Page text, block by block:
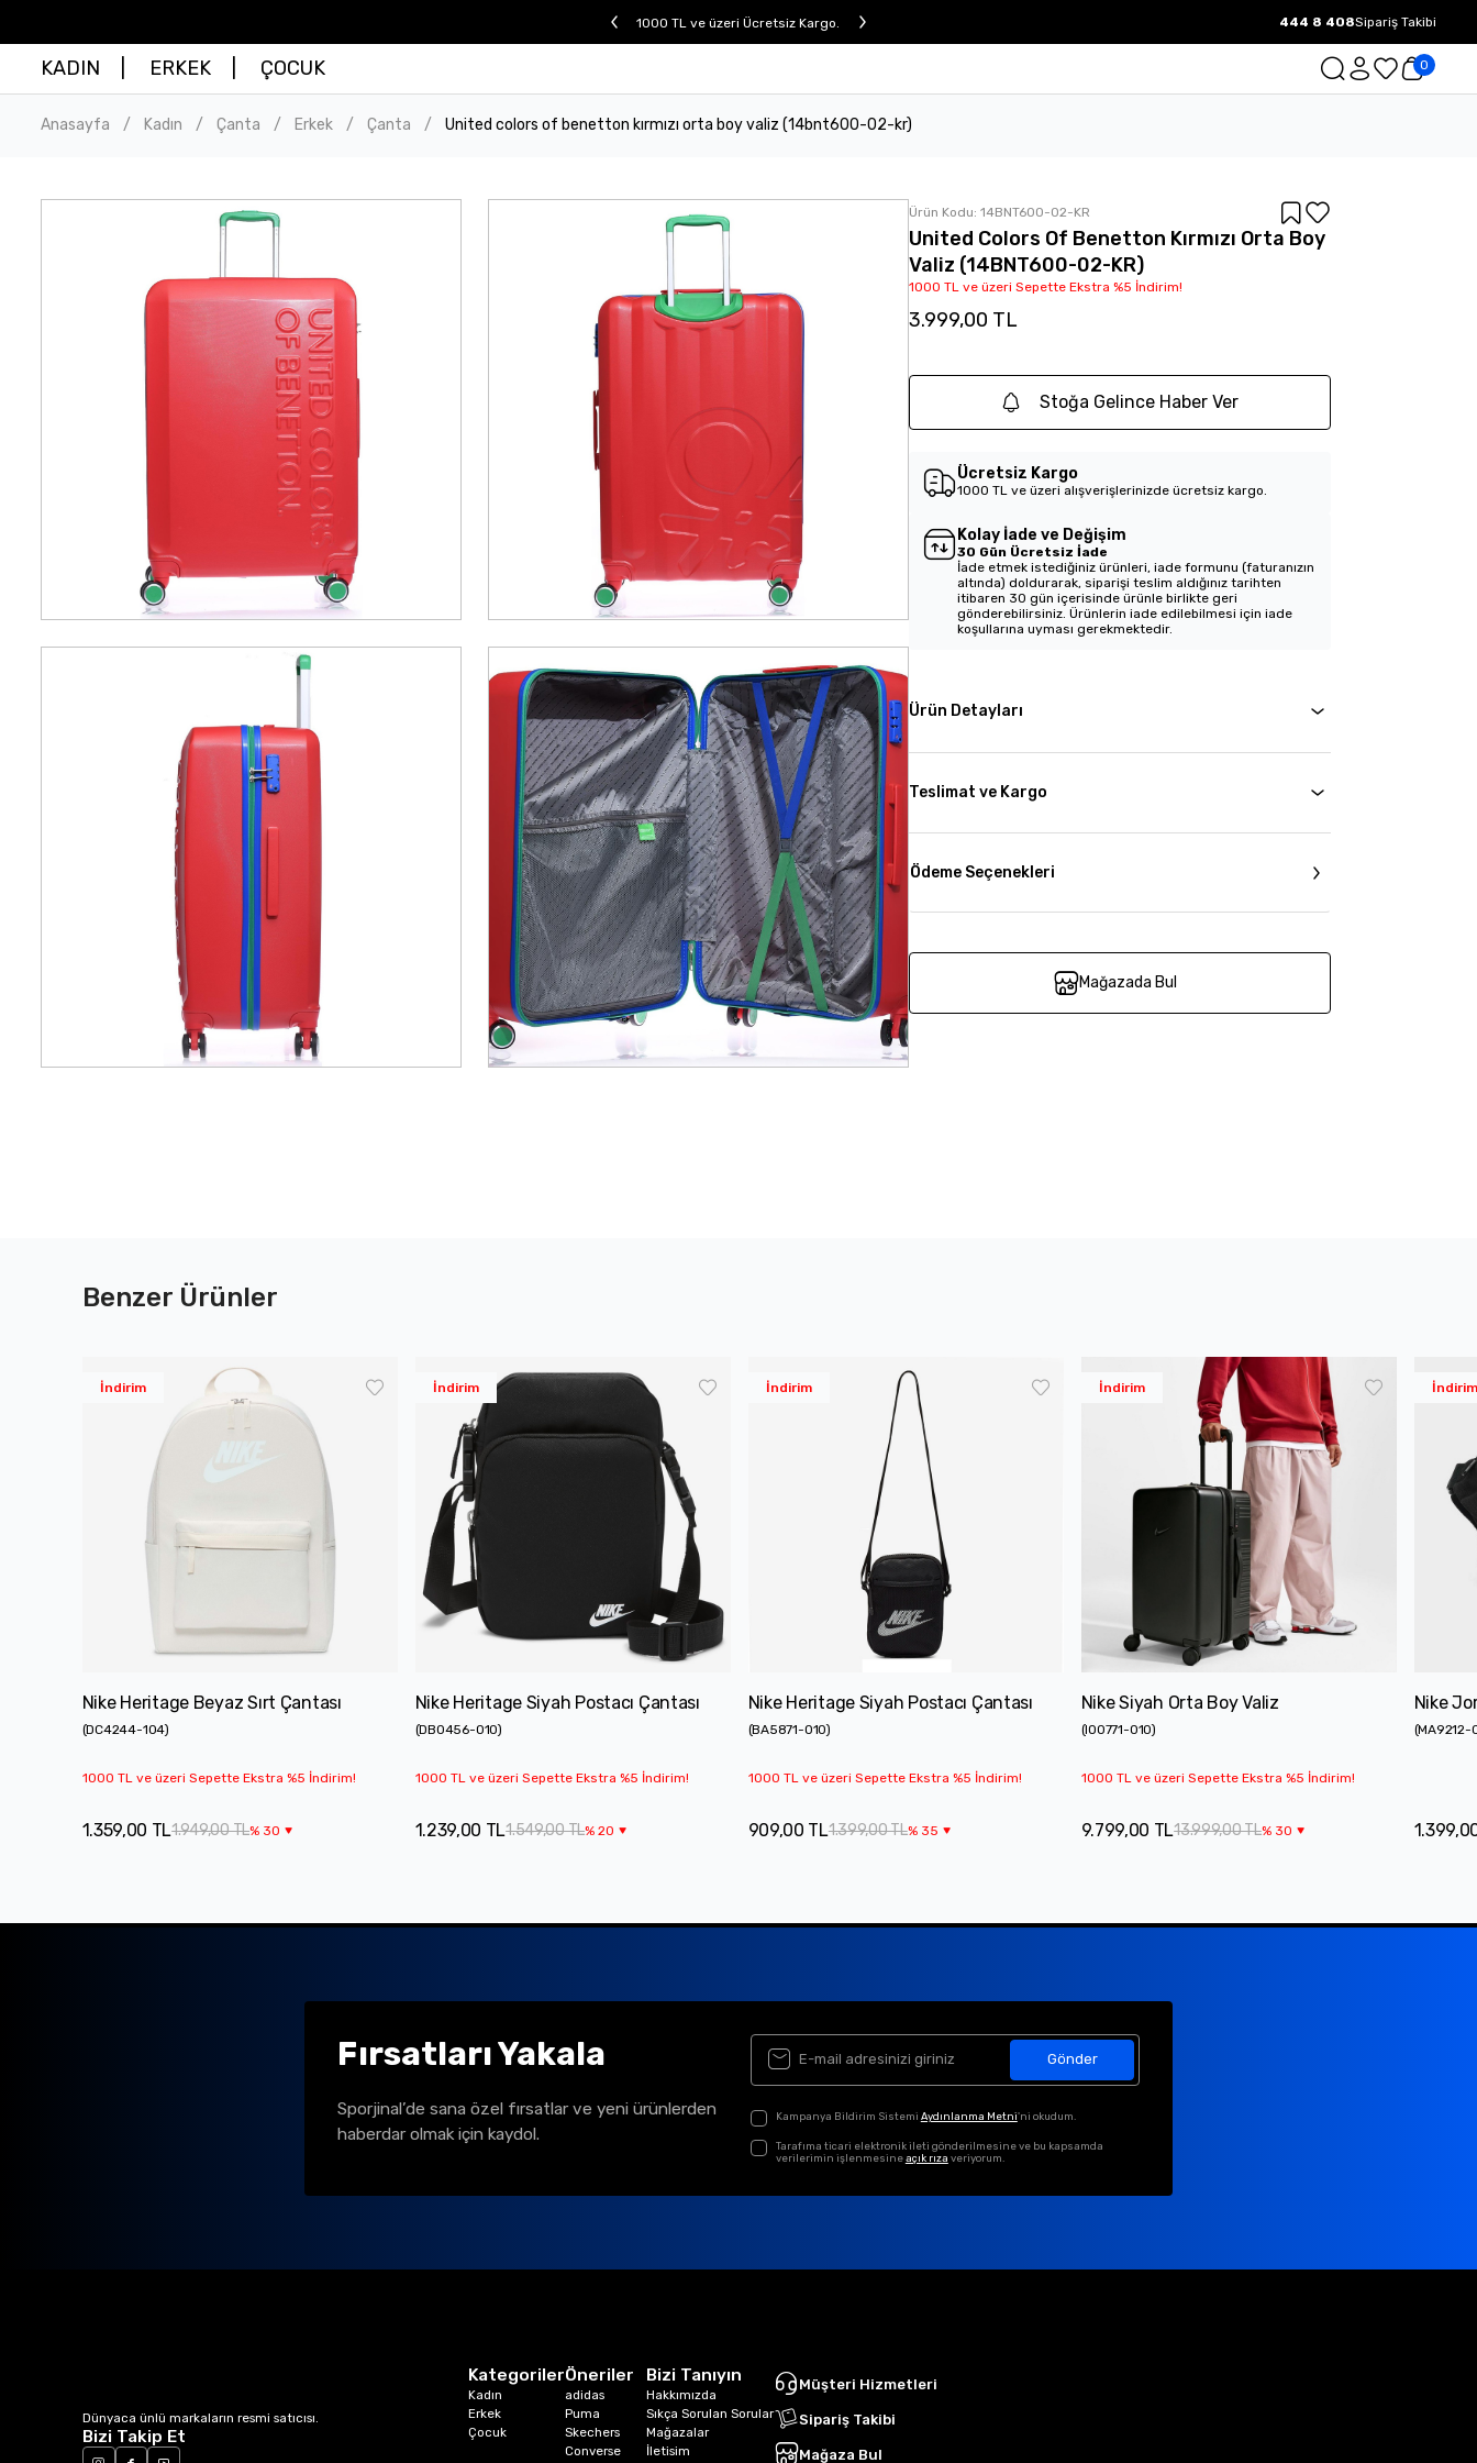
1000 TL ve üzeri Ücretsiz Kargo. 1000 TL ve üzeri Ücretsiz Kargo.
444 8 408Sipariş Takibi
KADIN ERKEK ÇOCUK 0
Anasayfa / Kadın / Çanta / Erkek / Çanta / United colors of benetton kırmızı orta boy valiz (14bnt600-02-kr)
Ürün Kodu: 14BNT600-02-KR
United Colors Of Benetton Kırmızı Orta Boy
Valiz (14BNT600-02-KR)
1000 TL ve üzeri Sepette Ekstra %5 İndirim!
3.999,00 TL
Stoğa Gelince Haber Ver
Ücretsiz Kargo
1000 TL ve üzeri alışverişlerinizde ücretsiz kargo.
Kolay İade ve Değişim
30 Gün Ücretsiz İade
İade etmek istediğiniz ürünleri, iade formunu (faturanızın
altında) doldurarak, siparişi teslim aldığınız tarihten
itibaren 30 gün içerisinde ürünle birlikte geri
gönderebilirsiniz. Ürünlerin iade edilebilmesi için iade
koşullarına uyması gerekmektedir.
Ürün Detayları
Teslimat ve Kargo
Ödeme Seçenekleri
Mağazada Bul
Benzer Ürünler
İndirim
Nike Heritage Beyaz Sırt Çantası
(DC4244-104)
1000 TL ve üzeri Sepette Ekstra %5 İndirim!
1.949,00 TL% 30
1.359,00 TL
İndirim
Nike Heritage Siyah Postacı Çantası
(DB0456-010)
1000 TL ve üzeri Sepette Ekstra %5 İndirim!
1.549,00 TL%20
1.239,00 TL
İndirim
Nike Heritage Siyah Postacı Çantası
(BA5871-010)
1000 TL ve üzeri Sepette Ekstra %5 İndirim!
1.399,00 TL% 35
909,00 TL
İndirim
Nike Siyah Orta Boy Valiz
(IO0771-010)
1000 TL ve üzeri Sepette Ekstra %5 İndirim!
13.999,00 TL% 30
9.799,00 TL
İndirim
Nike
(MA9212-
Fırsatları Yakala
Sporjinal’de sana özel fırsatlar ve yeni ürünlerden
haberdar olmak için kaydol.
Gönder
Kampanya Bildirim Sistemi Aydınlanma Metni'ni okudum.
Tarafıma ticari elektronik ileti gönderilmesine ve bu kapsamda
verilerimin işlenmesineaçık rıza veriyorum.
Dünyaca ünlü markaların resmi satıcısı.
Bizi Takip Et
Kategoriler
Kadın
Erkek
Çocuk
Öneriler
adidas
Puma
Skechers
Converse
Bizi Tanıyın
Hakkımızda
Sıkça Sorulan Sorular
Mağazalar
İletisim
Müşteri Hizmetleri
Sipariş Takibi
Mağaza Bul